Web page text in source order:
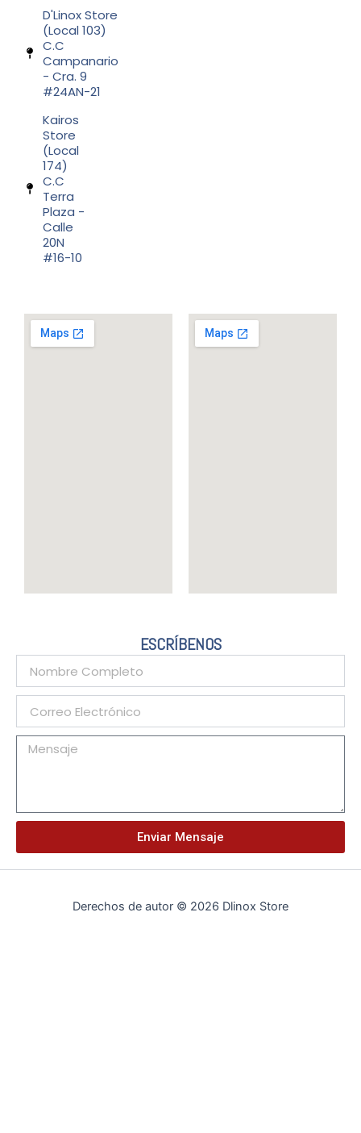
D'Linox Store
(Local 103)
C.C
Campanario
- Cra. 9
#24AN-21
Kairos
Store
(Local
174)
C.C
Terra
Plaza -
Calle
20N
#16-10
ESCRÍBENOS
Enviar Mensaje
Derechos de autor © 2026 Dlinox Store